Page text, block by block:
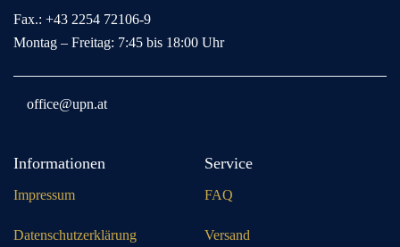
Fax.: +43 2254 72106-9
Montag – Freitag: 7:45 bis 18:00 Uhr
office@upn.at
Informationen
Impressum
Datenschutzerklärung
Service
FAQ
Versand